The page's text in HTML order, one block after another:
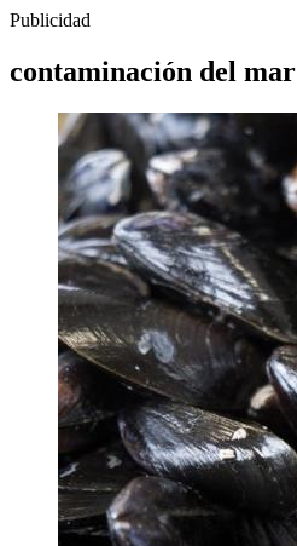
Publicidad
contaminación del mar